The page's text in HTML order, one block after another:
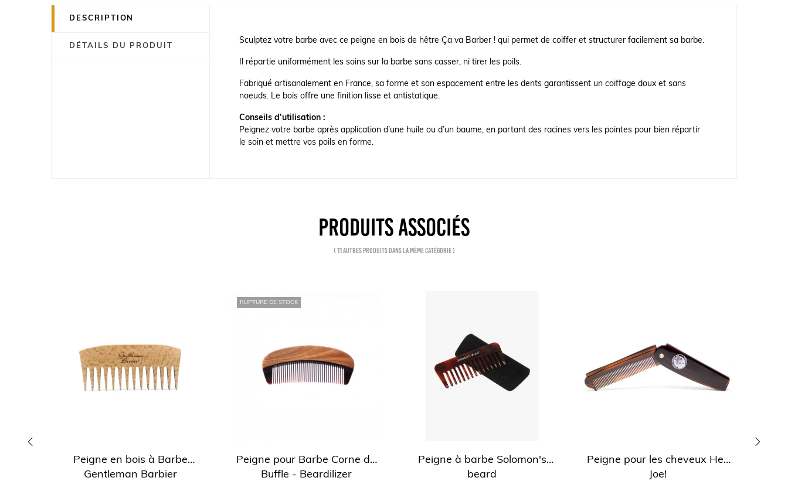
DESCRIPTION
DÉTAILS DU PRODUIT
Sculptez votre barbe avec ce peigne en bois de hêtre Ça va Barber ! qui permet de coiffer et structurer facilement sa barbe.
Il répartie uniformément les soins sur la barbe sans casser, ni tirer les poils.
Fabriqué artisanalement en France, sa forme et son espacement entre les dents garantissent un coiffage doux et sans
noeuds. Le bois offre une finition lisse et antistatique.
Conseils d’utilisation :
Peignez votre barbe après application d’une huile ou d’un baume, en partant des racines vers les pointes pour bien répartir
le soin et mettre vos poils en forme.
PRODUITS ASSOCIÉS
( 11 autres produits dans la même catégorie )
Peigne en bois à Barbe
Gentleman Barbier
RUPTURE DE STOCK
Peigne pour Barbe Corne de
Buffle - Beardilizer
Peigne à barbe Solomon's
beard
Peigne pour les cheveux Hey
Joe!